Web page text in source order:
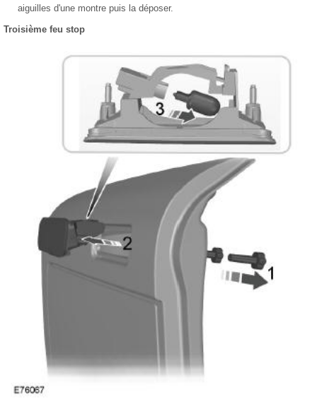
aiguilles d'une montre puis la déposer.
Troisième feu stop